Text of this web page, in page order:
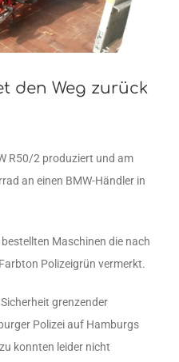
den Weg zurück
R50/2 produziert und am
an einen BMW-Händler in
Maschinen die nach
Polizeigrün vermerkt.
grenzender
Polizei auf Hamburgs
konnten leider nicht